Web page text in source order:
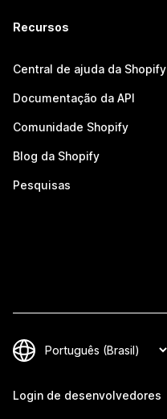
Recursos
Central de ajuda da Shopify
Documentação da API
Comunidade Shopify
Blog da Shopify
Pesquisas
Login de desenvolvedores